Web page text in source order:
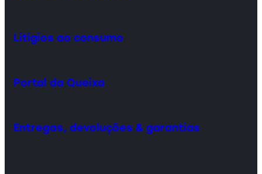
Litígios ao consumo
Portal da Queixa
Entregas, devoluções & garantias